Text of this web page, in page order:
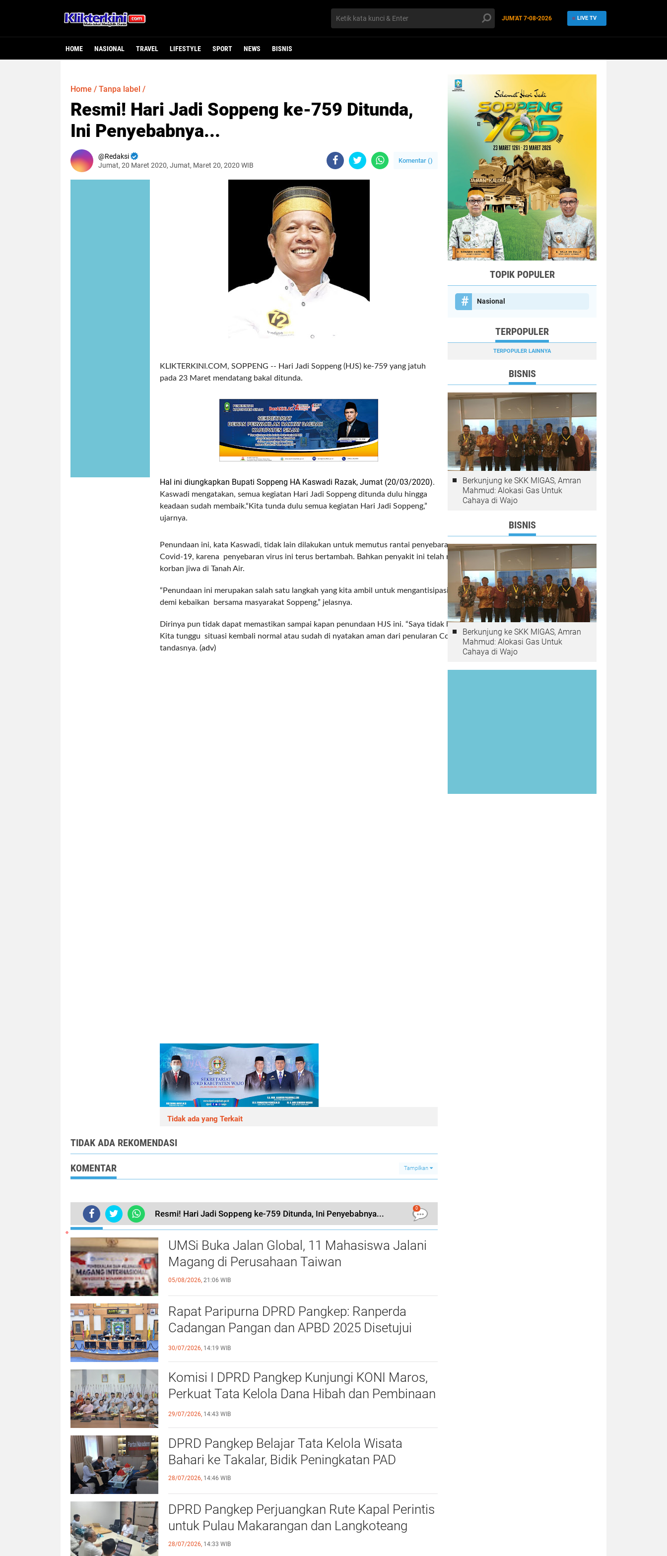
JUM'AT7•08•2026 LIVE TV
HOME NASIONAL TRAVEL LIFESTYLE SPORT NEWS BISNIS
Home / Tanpa label /
Resmi! Hari Jadi Soppeng ke-759 Ditunda,
Ini Penyebabnya...
Redaksi
Jumat, 20 Maret 2020, Jumat, Maret 20, 2020 WIB
Komentar ()
KLIKTERKINI.COM, SOPPENG -- Hari Jadi Soppeng (HJS) ke-759 yang jatuh
pada 23 Maret mendatang bakal ditunda.
Hal ini diungkapkan Bupati Soppeng HA Kaswadi Razak, Jumat (20/03/2020).
Kaswadi mengatakan, semua kegiatan Hari Jadi Soppeng ditunda dulu hingga
keadaan sudah membaik.“Kita tunda dulu semua kegiatan Hari Jadi Soppeng,”
ujarnya.
Penundaan ini, kata Kaswadi, tidak lain dilakukan untuk memutus rantai penyebaran dari virus
Covid-19, karena penyebaran virus ini terus bertambah. Bahkan penyakit ini telah merenggut
korban jiwa di Tanah Air.
“Penundaan ini merupakan salah satu langkah yang kita ambil untuk mengantisipasi masalah ini
demi kebaikan bersama masyarakat Soppeng,” jelasnya.
Dirinya pun tidak dapat memastikan sampai kapan penundaan HJS ini. “Saya tidak bisa pastikan.
Kita tunggu situasi kembali normal atau sudah di nyatakan aman dari penularan Covid-19,”
tandasnya. (adv)
Tidak ada yang Terkait
TIDAK ADA REKOMENDASI
KOMENTAR Tampilkan
Resmi! Hari Jadi Soppeng ke-759 Ditunda, Ini Penyebabnya...
0
TERKINI
UMSi Buka Jalan Global, 11 Mahasiswa Jalani
Magang di Perusahaan Taiwan
05/08/2026, 21:06 WIB
Rapat Paripurna DPRD Pangkep: Ranperda
Cadangan Pangan dan APBD 2025 Disetujui
dengan Sejumlah Catatan
30/07/2026, 14:19 WIB
Komisi I DPRD Pangkep Kunjungi KONI Maros,
Perkuat Tata Kelola Dana Hibah dan Pembinaan
Olahraga
29/07/2026, 14:43 WIB
DPRD Pangkep Belajar Tata Kelola Wisata
Bahari ke Takalar, Bidik Peningkatan PAD
28/07/2026, 14:46 WIB
DPRD Pangkep Perjuangkan Rute Kapal Perintis
untuk Pulau Makarangan dan Langkoteang
28/07/2026, 14:33 WIB
TOPIK POPULER
Nasional
TERPOPULER
TERPOPULER LAINNYA
BISNIS
Berkunjung ke SKK MIGAS, Amran
Mahmud: Alokasi Gas Untuk
Cahaya di Wajo
BISNIS
Berkunjung ke SKK MIGAS, Amran
Mahmud: Alokasi Gas Untuk
Cahaya di Wajo